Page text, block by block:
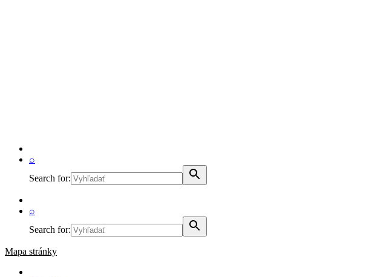
⌕
Search for:
⌕
Search for:
Mapa stránky